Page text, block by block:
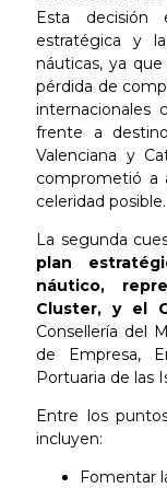
Esta decisión
estratégica y
náuticas, ya
pérdida de
internacionales
frente a
Valenciana y
comprometió a
celeridad posible.
La segunda
plan
náutico,
Cluster, y el
Consellería del
de Empresa,
Portuaria de las
Entre los
incluyen:
Fomentar